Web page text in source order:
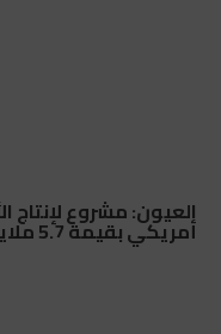
العيون: مشروع لإنتاج
أمريكي بقيمة 5.7 ملايين دولار